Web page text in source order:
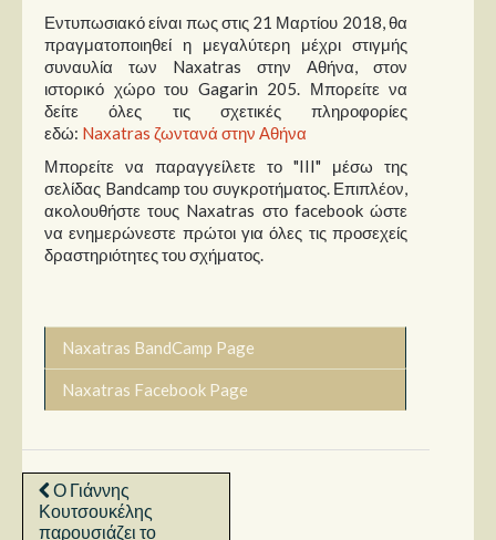
Εντυπωσιακό είναι πως στις 21 Μαρτίου 2018, θα
πραγματοποιηθεί η μεγαλύτερη μέχρι στιγμής
συναυλία των Naxatras στην Αθήνα, στον
ιστορικό χώρο του Gagarin 205. Μπορείτε να
δείτε όλες τις σχετικές πληροφορίες
εδώ: Naxatras ζωντανά στην Αθήνα
Μπορείτε να παραγγείλετε το "III" μέσω της
σελίδας Bandcamp του συγκροτήματος. Επιπλέον,
ακολουθήστε τους Naxatras στο facebook ώστε
να ενημερώνεστε πρώτοι για όλες τις προσεχείς
δραστηριότητες του σχήματος.
Naxatras BandCamp Page
Naxatras Facebook Page
Ο Γιάννης
Κουτσουκέλης
παρουσιάζει το